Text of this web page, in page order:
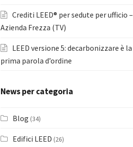
Crediti LEED® per sedute per ufficio –
Azienda Frezza (TV)
LEED versione 5: decarbonizzare è la
prima parola d’ordine
News per categoria
Blog (34)
Edifici LEED (26)